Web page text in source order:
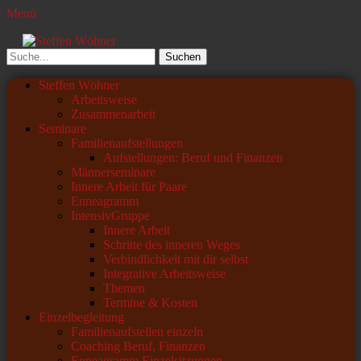
Menü
Steffen Wöhner
Lehrer und Seminarleiter
Suchen
nach:
Primäres
Zum
Steffen Wöhner
Arbeitsweise
Zusammenarbeit
Seminare
Familienaufstellungen
Aufstellungen: Beruf und Finanzen
Männerseminare
Innere Arbeit für Paare
Enneagramm
IntensivGruppe
Innere Arbeit
Schritte des inneren Weges
Verbindlichkeit mit dir selbst
Integrative Arbeitsweise
Themen
Termine & Kosten
Einzelbegleitung
Familienaufstellen einzeln
Coaching Beruf, Finanzen